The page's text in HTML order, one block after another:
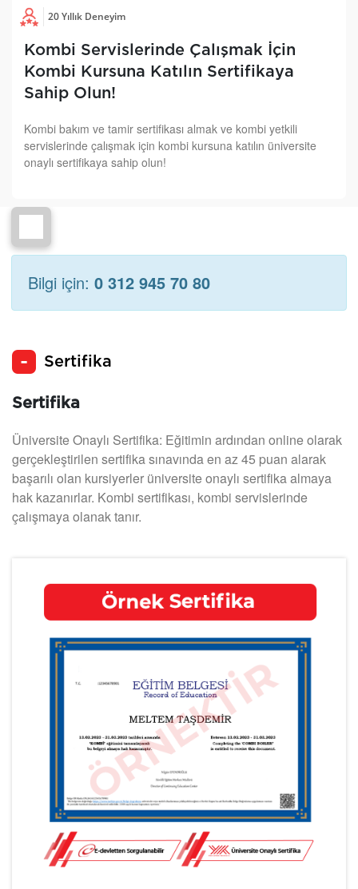
20 Yıllık Deneyim
Kombi Servislerinde Çalışmak İçin
Kombi Kursuna Katılın Sertifikaya
Sahip Olun!
Kombi bakım ve tamir sertifikası almak ve kombi yetkili
servislerinde çalışmak için kombi kursuna katılın üniversite
onaylı sertifikaya sahip olun!
Bilgi için: 0 312 945 70 80
Sertifika
Sertifika
Üniversite Onaylı Sertifika: Eğitimin ardından online olarak
gerçekleştirilen sertifika sınavında en az 45 puan alarak
başarılı olan kursiyerler üniversite onaylı sertifika almaya
hak kazanırlar. Kombi sertifikası, kombi servislerinde
çalışmaya olanak tanır.